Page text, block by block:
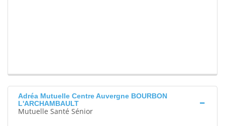
Adréa Mutuelle Centre Auvergne BOURBON
L'ARCHAMBAULT
Mutuelle Santé Sénior